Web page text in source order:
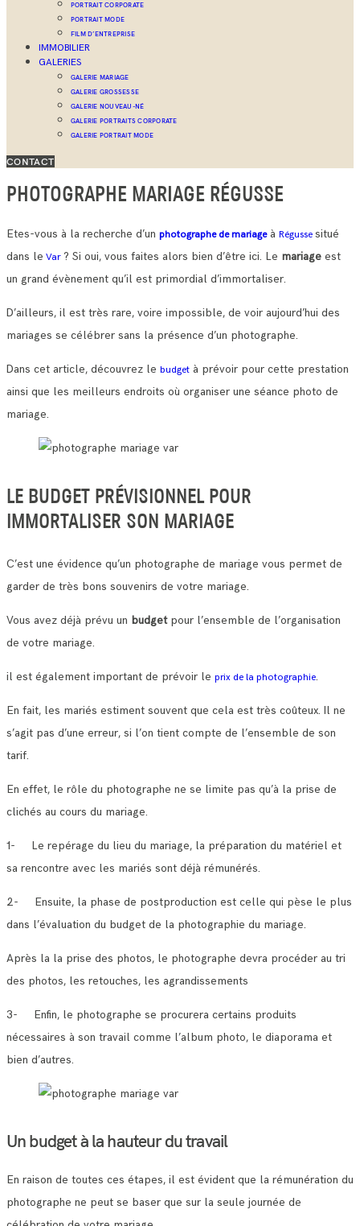
PORTRAIT CORPORATE
PORTRAIT MODE
FILM D’ENTREPRISE
IMMOBILIER
GALERIES
GALERIE MARIAGE
GALERIE GROSSESSE
GALERIE NOUVEAU-NÉ
GALERIE PORTRAITS CORPORATE
GALERIE PORTRAIT MODE
CONTACT
PHOTOGRAPHE MARIAGE RÉGUSSE
Etes-vous à la recherche d’un photographe de mariageà Régusse situé
dans le Var? Si oui, vous faites alors bien d’être ici. Le mariage est
un grand évènement qu’il est primordial d’immortaliser.
D’ailleurs, il est très rare, voire impossible, de voir aujourd’hui des
mariages se célébrer sans la présence d’un photographe.
Dans cet article, découvrez le budget à prévoir pour cette prestation
ainsi que les meilleurs endroits où organiser une séance photo de
mariage.
LE BUDGET PRÉVISIONNEL POUR
IMMORTALISER SON MARIAGE
C’est une évidence qu’un photographe de mariage vous permet de
garder de très bons souvenirs de votre mariage.
Vous avez déjà prévu un budget pour l’ensemble de l’organisation
de votre mariage.
il est également important de prévoir le prix de la photographie.
En fait, les mariés estiment souvent que cela est très coûteux. Il ne
s’agit pas d’une erreur, si l’on tient compte de l’ensemble de son
tarif.
En effet, le rôle du photographe ne se limite pas qu’à la prise de
clichés au cours du mariage.
1- Le repérage du lieu du mariage, la préparation du matériel et
sa rencontre avec les mariés sont déjà rémunérés.
2- Ensuite, la phase de postproduction est celle qui pèse le plus
dans l’évaluation du budget de la photographie du mariage.
Après la la prise des photos, le photographe devra procéder au tri
des photos, les retouches, les agrandissements
3- Enfin, le photographe se procurera certains produits
nécessaires à son travail comme l’album photo, le diaporama et
bien d’autres.
Un budget à la hauteur du travail
En raison de toutes ces étapes, il est évident que la rémunération du
photographe ne peut se baser que sur la seule journée de